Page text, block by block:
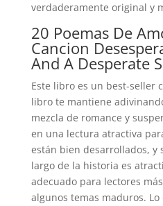
verdaderamente original y
20 Poemas De
Cancion
And A Desperate
Este libro es un best-seller
libro te mantiene
mezcla de romance y
en una lectura atractiva
están bien desarrollados, y
largo de la historia es
adecuado para lectores
algunos temas maduros.